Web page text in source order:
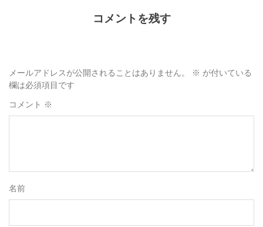
コメントを残す
メールアドレスが公開されることはありません。 ※ が付いている
欄は必須項目です
コメント ※
名前